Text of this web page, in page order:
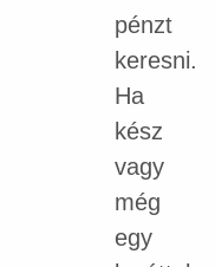
pénzt
keresni.
Ha
kész
vagy
még
egy